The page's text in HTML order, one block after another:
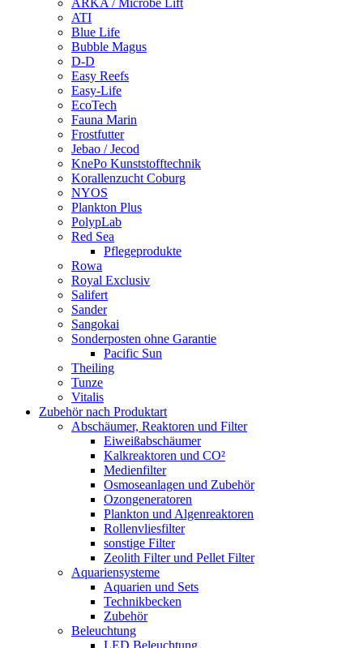
ATI
Blue Life
Bubble Magus
D-D
Easy Reefs
Easy-Life
EcoTech
Fauna Marin
Frostfutter
Jebao / Jecod
KnePo Kunststofftechnik
Korallenzucht Coburg
NYOS
Plankton Plus
PolypLab
Red Sea
Pflegeprodukte
Rowa
Royal Exclusiv
Salifert
Sander
Sangokai
Sonderposten ohne Garantie
Pacific Sun
Theiling
Tunze
Vitalis
Zubehör nach Produktart
Abschäumer, Reaktoren und Filter
Eiweißabschäumer
Kalkreaktoren und CO²
Medienfilter
Osmoseanlagen und Zubehör
Ozongeneratoren
Plankton und Algenreaktoren
Rollenvliesfilter
sonstige Filter
Zeolith Filter und Pellet Filter
Aquariensysteme
Aquarien und Sets
Technikbecken
Zubehör
Beleuchtung
LED Beleuchtung